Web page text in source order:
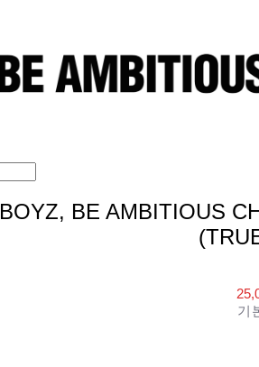
BOYZ, BE AMBITIOUS
기